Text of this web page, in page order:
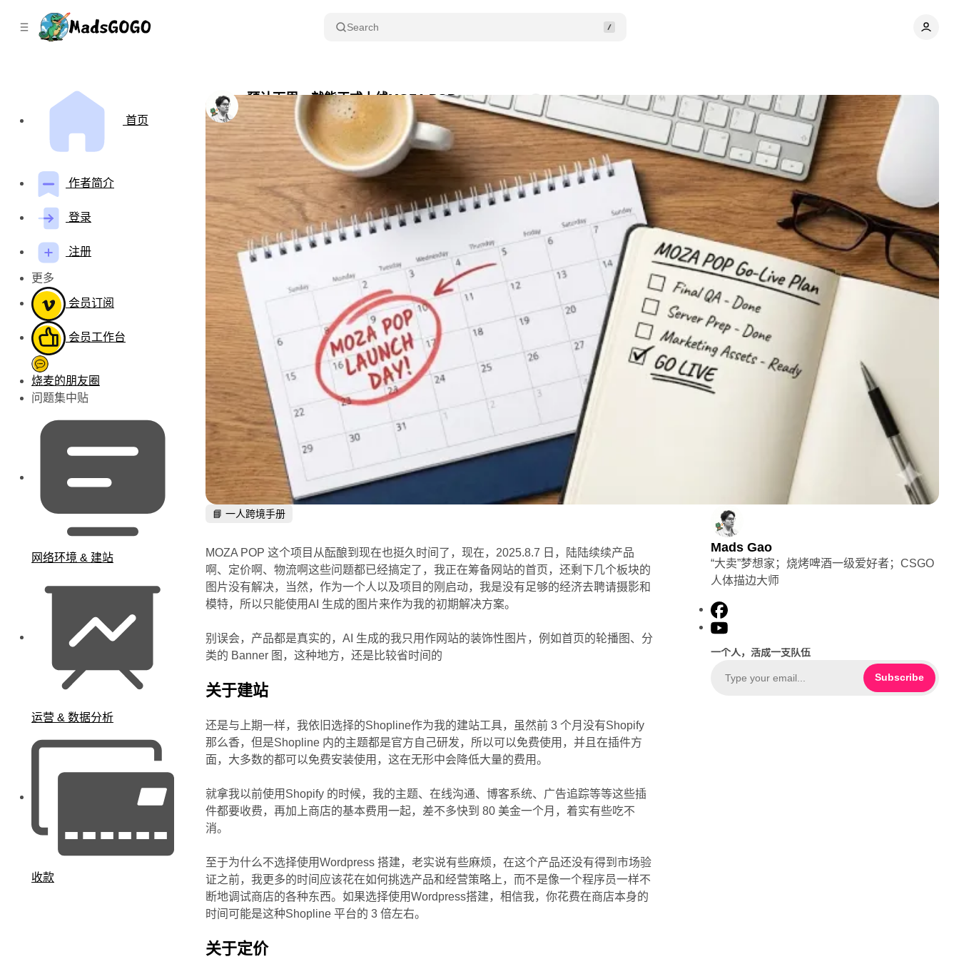
Search
首页
作者简介
登录
注册
更多
会员订阅
会员工作台
烧麦的朋友圈
问题集中贴
网络环境 & 建站
运营 & 数据分析
收款
预计下周一就能正式上线MOZA POP
byMads Gao 八月 10, 2025 3 min read Comments
📘 一人跨境手册
MOZA POP 这个项目从酝酿到现在也挺久时间了，现在，2025.8.7 日，陆陆续续产品
啊、定价啊、物流啊这些问题都已经搞定了，我正在筹备网站的首页，还剩下几个板块的
图片没有解决，当然，作为一个人以及项目的刚启动，我是没有足够的经济去聘请摄影和
模特，所以只能使用AI 生成的图片来作为我的初期解决方案。
别误会，产品都是真实的，AI 生成的我只用作网站的装饰性图片，例如首页的轮播图、分
类的 Banner 图，这种地方，还是比较省时间的
关于建站
还是与上期一样，我依旧选择的Shopline作为我的建站工具，虽然前 3 个月没有Shopify
那么香，但是Shopline 内的主题都是官方自己研发，所以可以免费使用，并且在插件方
面，大多数的都可以免费安装使用，这在无形中会降低大量的费用。
就拿我以前使用Shopify 的时候，我的主题、在线沟通、博客系统、广告追踪等等这些插
件都要收费，再加上商店的基本费用一起，差不多快到 80 美金一个月，着实有些吃不
消。
至于为什么不选择使用Wordpress 搭建，老实说有些麻烦，在这个产品还没有得到市场验
证之前，我更多的时间应该花在如何挑选产品和经营策略上，而不是像一个程序员一样不
断地调试商店的各种东西。如果选择使用Wordpress搭建，相信我，你花费在商店本身的
时间可能是这种Shopline 平台的 3 倍左右。
关于定价
Mads Gao
“大卖”梦想家；烧烤啤酒一级爱好者；CSGO
人体描边大师
F
a
e
b
Y
u
T
一个人，活成一支队伍
Subscribe